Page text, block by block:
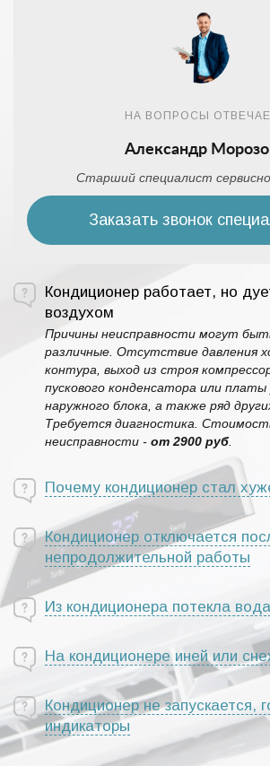
НА ВОПРОСЫ
Александр
Старший специалист
Заказать звонок
Кондиционер работает, но
воздухом
Причины неисправности могут
различные. Отсутствие давления
контура, выход из строя
пускового конденсатора или платы
наружного блока, а также ряд
Требуется диагностика.
неисправности - от 2900 руб
Почему кондиционер стал
Кондиционер отключается
непродолжительной работы
Из кондиционера потекла вода
На кондиционере иней или
Кондиционер не запускается,
индикаторы